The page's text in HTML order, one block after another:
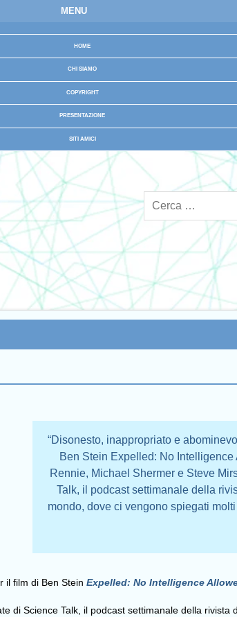
MENU
HOME
CHI SIAMO
COPYRIGHT
PRESENTAZIONE
SITI AMICI
“Disonesto, inappropriato e
Ben Stein Expelled: No
Rennie, Michael Shermer e Steve
Talk, il podcast settimanale della
mondo, dove ci vengono spiegati
il film di Ben Stein Expelled: No Intelligence
di Science Talk, il podcast settimanale della